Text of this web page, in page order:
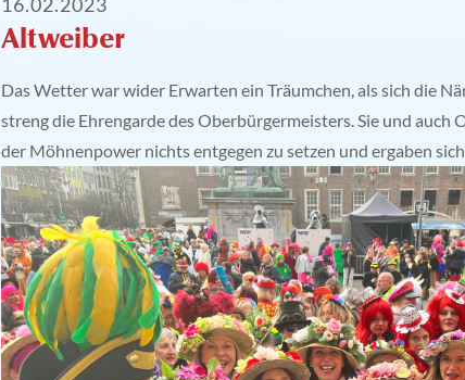
Altweiber
Das Wetter war wider Erwarten ein Träumchen, als sich die
streng die Ehrengarde des Oberbürgermeisters. Sie und
der Möhnenpower nichts entgegen zu setzen und ergaben